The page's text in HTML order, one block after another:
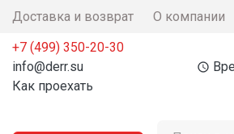
Доставка и возврат О компании
+7 (499) 350-20-30
info@derr.su
Как проехать
access_time